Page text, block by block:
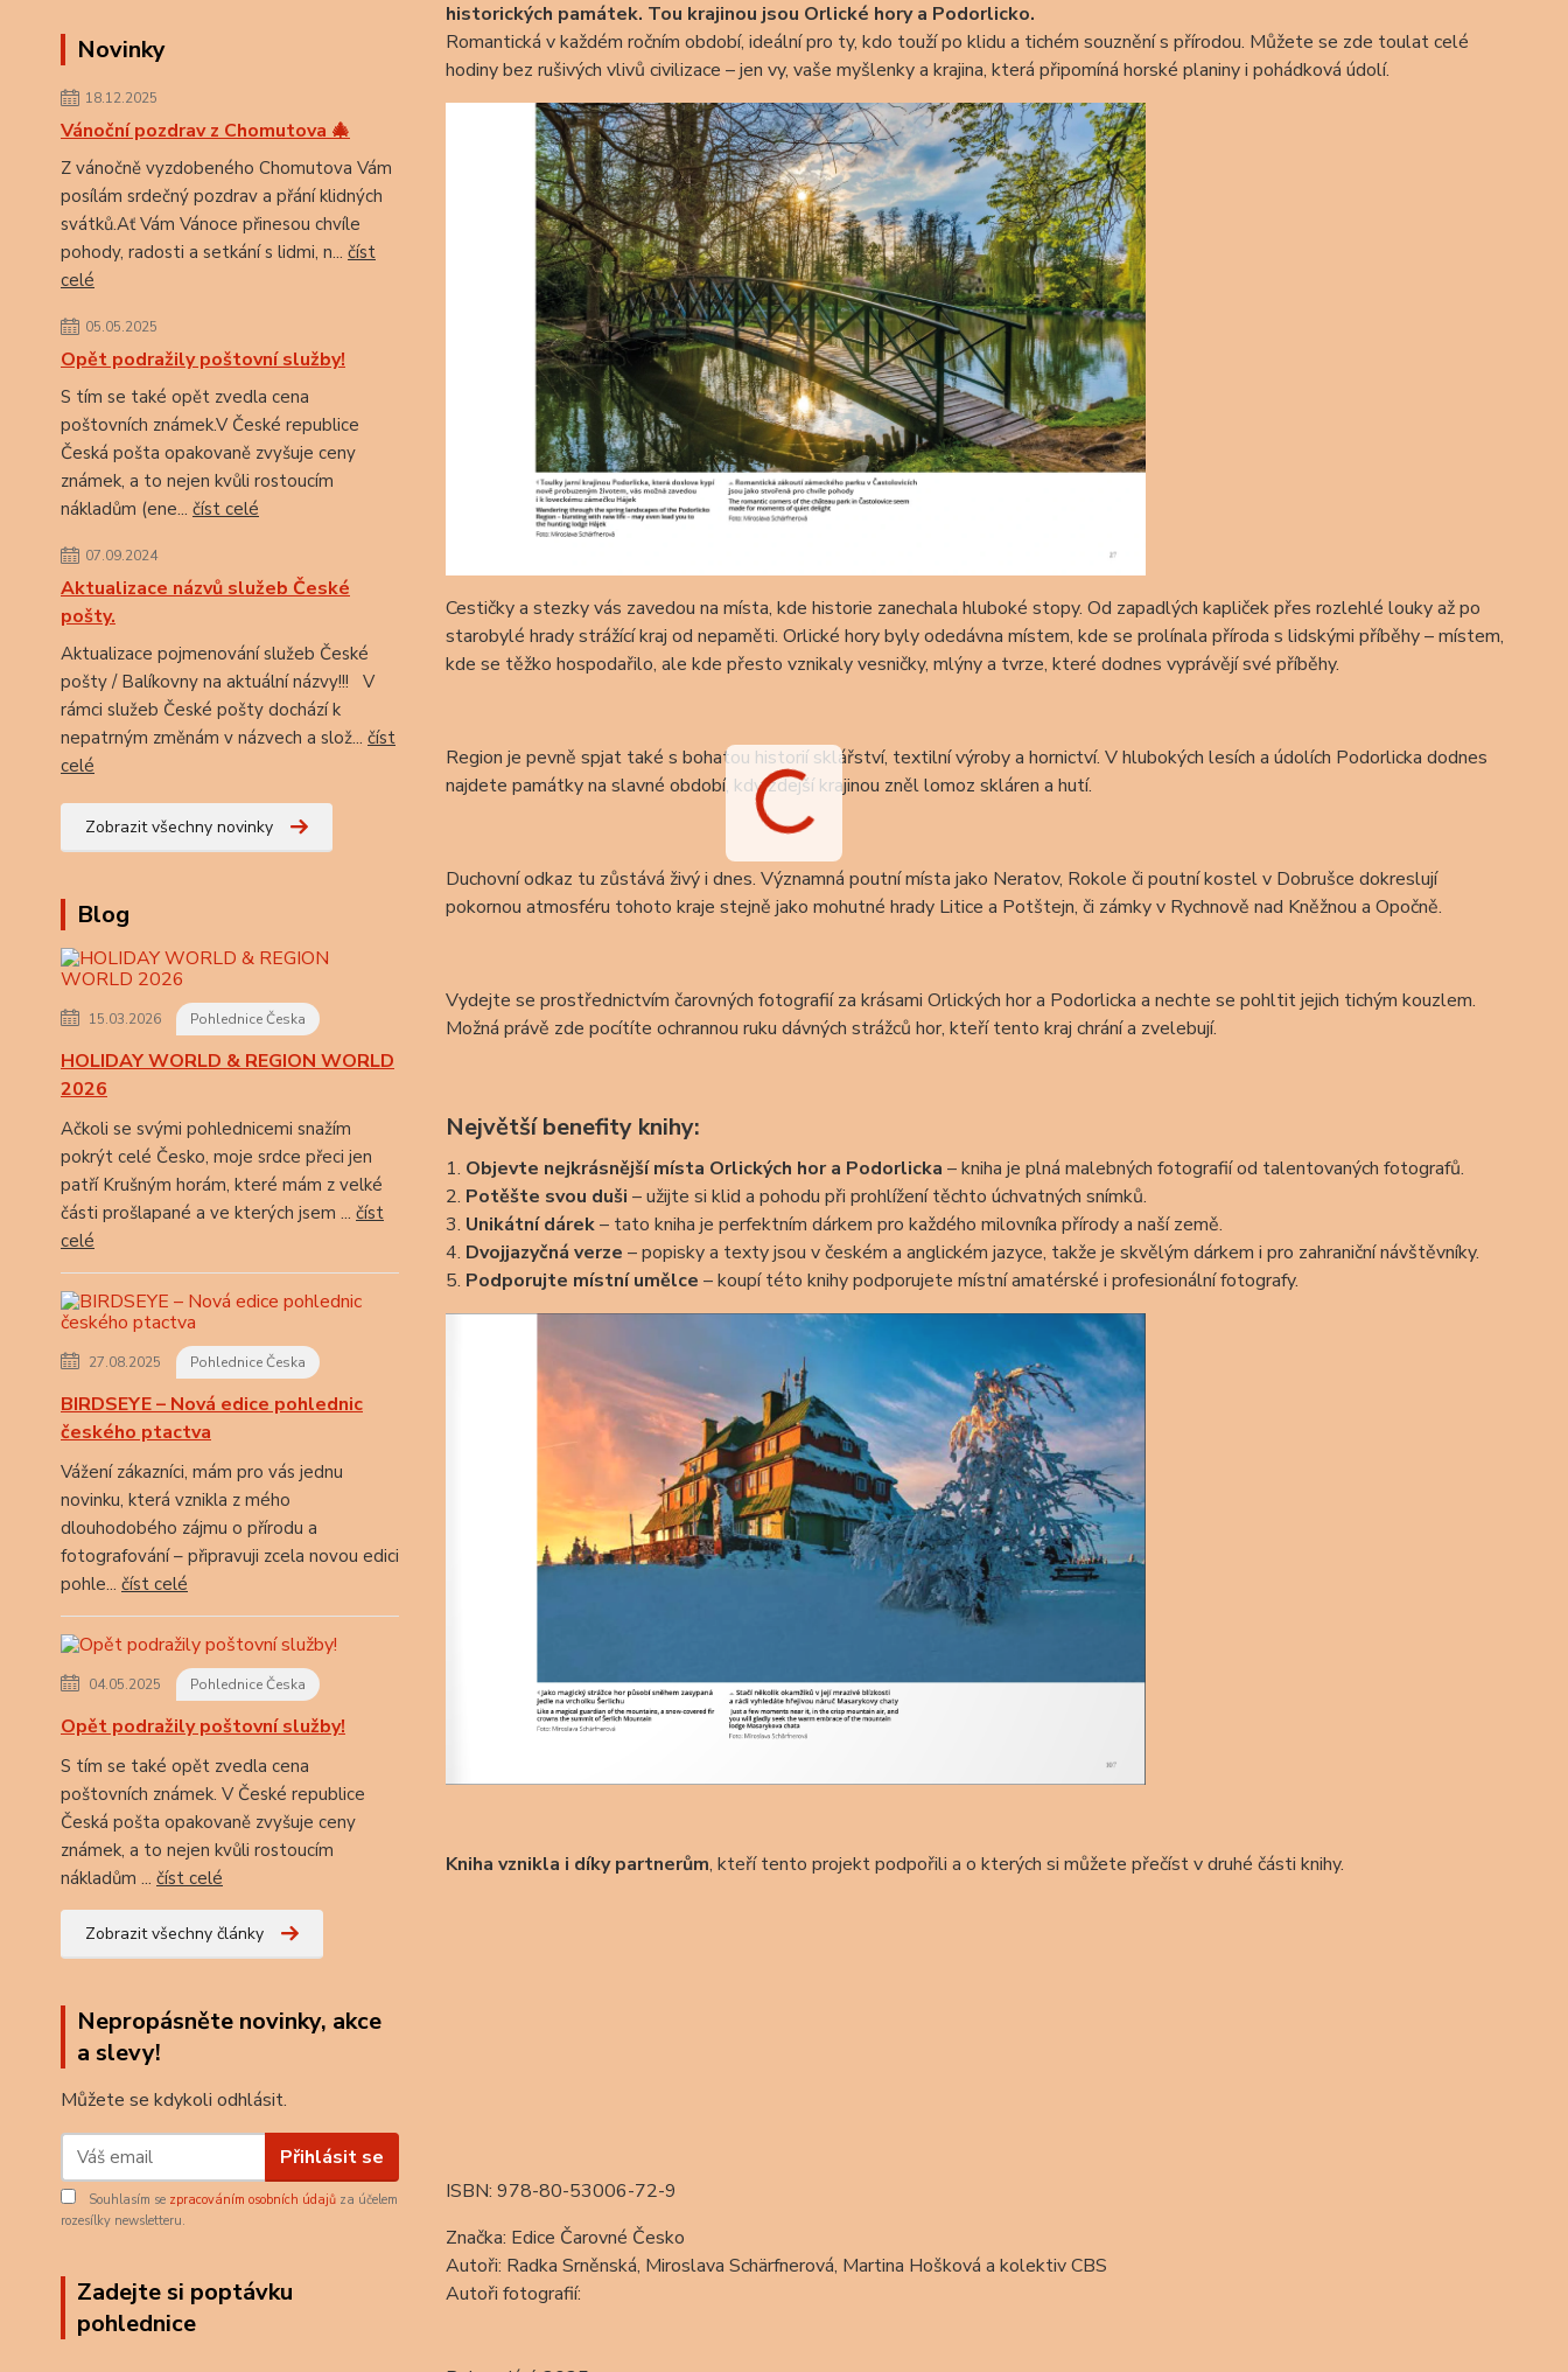
Novinky
18.12.2025
Vánoční pozdrav z Chomutova 🎄
Z vánočně vyzdobeného Chomutova Vám
posílám srdečný pozdrav a přání klidných
svátků.Ať Vám Vánoce přinesou chvíle
pohody, radosti a setkání s lidmi, n... číst
celé
05.05.2025
Opět podražily poštovní služby!
S tím se také opět zvedla cena
poštovních známek.V České republice
Česká pošta opakovaně zvyšuje ceny
známek, a to nejen kvůli rostoucím
nákladům (ene... číst celé
07.09.2024
Aktualizace názvů služeb České
pošty.
Aktualizace pojmenování služeb České
pošty / Balíkovny na aktuální názvy!!! V
rámci služeb České pošty dochází k
nepatrným změnám v názvech a slož... číst
celé
Zobrazit všechny novinky
Blog
15.03.2026 Pohlednice Česka
HOLIDAY WORLD & REGION WORLD
2026
Ačkoli se svými pohlednicemi snažím
pokrýt celé Česko, moje srdce přeci jen
patří Krušným horám, které mám z velké
části prošlapané a ve kterých jsem ... číst
celé
27.08.2025 Pohlednice Česka
BIRDSEYE – Nová edice pohlednic
českého ptactva
Vážení zákazníci, mám pro vás jednu
novinku, která vznikla z mého
dlouhodobého zájmu o přírodu a
fotografování – připravuji zcela novou edici
pohle... číst celé
04.05.2025 Pohlednice Česka
Opět podražily poštovní služby!
S tím se také opět zvedla cena
poštovních známek. V České republice
Česká pošta opakovaně zvyšuje ceny
známek, a to nejen kvůli rostoucím
nákladům ... číst celé
Zobrazit všechny články
Nepropásněte novinky, akce
a slevy!
Můžete se kdykoli odhlásit.
Přihlásit se
Souhlasím se zpracováním osobních údajů za účelem
rozesílky newsletteru.
Zadejte si poptávku
pohlednice
historických památek. Tou krajinou jsou Orlické hory a Podorlicko.
Romantická v každém ročním období, ideální pro ty, kdo touží po klidu a tichém souznění s přírodou. Můžete se zde toulat celé
hodiny bez rušivých vlivů civilizace – jen vy, vaše myšlenky a krajina, která připomíná horské planiny i pohádková údolí.
Cestičky a stezky vás zavedou na místa, kde historie zanechala hluboké stopy. Od zapadlých kapliček přes rozlehlé louky až po
starobylé hrady strážící kraj od nepaměti. Orlické hory byly odedávna místem, kde se prolínala příroda s lidskými příběhy – místem,
kde se těžko hospodařilo, ale kde přesto vznikaly vesničky, mlýny a tvrze, které dodnes vyprávějí své příběhy.
Region je pevně spjat také s bohatou historií sklářství, textilní výroby a hornictví. V hlubokých lesích a údolích Podorlicka dodnes
najdete památky na slavné období, kdy zdejší krajinou zněl lomoz skláren a hutí.
Duchovní odkaz tu zůstává živý i dnes. Významná poutní místa jako Neratov, Rokole či poutní kostel v Dobrušce dokreslují
pokornou atmosféru tohoto kraje stejně jako mohutné hrady Litice a Potštejn, či zámky v Rychnově nad Kněžnou a Opočně.
Vydejte se prostřednictvím čarovných fotografií za krásami Orlických hor a Podorlicka a nechte se pohltit jejich tichým kouzlem.
Možná právě zde pocítíte ochrannou ruku dávných strážců hor, kteří tento kraj chrání a zvelebují.
Největší benefity knihy:
1. Objevte nejkrásnější místa Orlických hor a Podorlicka – kniha je plná malebných fotografií od talentovaných fotografů.
2. Potěšte svou duši – užijte si klid a pohodu při prohlížení těchto úchvatných snímků.
3. Unikátní dárek– tato kniha je perfektním dárkem pro každého milovníka přírody a naší země.
4. Dvojjazyčná verze – popisky a texty jsou v českém a anglickém jazyce, takže je skvělým dárkem i pro zahraniční návštěvníky.
5. Podporujte místní umělce – koupí této knihy podporujete místní amatérské i profesionální fotografy.
Kniha vznikla i díky partnerům, kteří tento projekt podpořili a o kterých si můžete přečíst v druhé části knihy.
ISBN: 978-80-53006-72-9
Značka: Edice Čarovné Česko
Autoři: Radka Srněnská, Miroslava Schärfnerová, Martina Hošková a kolektiv CBS
Autoři fotografií: